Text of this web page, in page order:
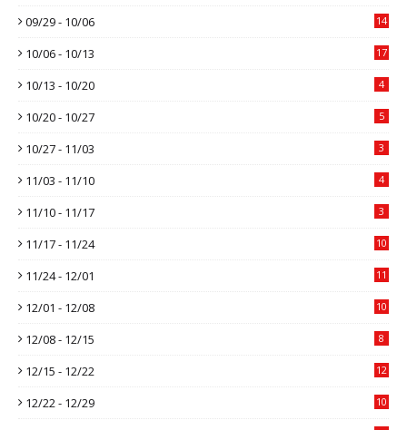
09/29 - 10/06 14
10/06 - 10/13 17
10/13 - 10/20 4
10/20 - 10/27 5
10/27 - 11/03 3
11/03 - 11/10 4
11/10 - 11/17 3
11/17 - 11/24 10
11/24 - 12/01 11
12/01 - 12/08 10
12/08 - 12/15 8
12/15 - 12/22 12
12/22 - 12/29 10